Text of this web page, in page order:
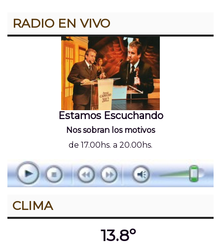
RADIO EN VIVO
Estamos Escuchando
Nos sobran los motivos
de 17.00hs. a 20.00hs.
CLIMA
13.8º